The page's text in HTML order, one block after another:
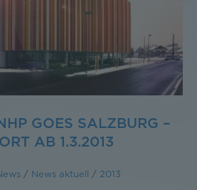
GOES SALZBURG –
AB 1.3.2013
/ News aktuell / 2013